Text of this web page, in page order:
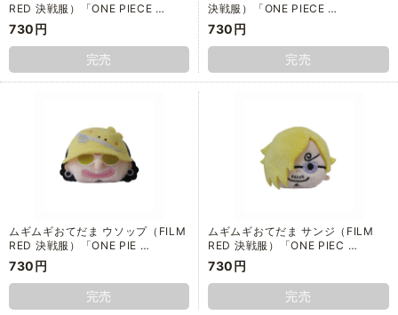
RED 決戦服）「ONE PIECE …
730円
完売
決戦服）「ONE PIECE …
730円
完売
ムギムギおてだま ウソップ（FILM
RED 決戦服）「ONE PIE …
730円
完売
ムギムギおてだま サンジ（FILM
RED 決戦服）「ONE PIEC …
730円
完売